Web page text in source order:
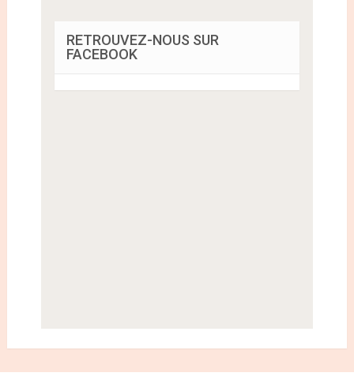
RETROUVEZ-NOUS SUR
FACEBOOK